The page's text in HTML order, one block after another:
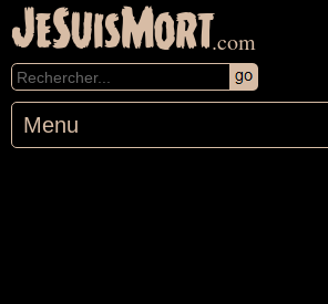
JeSuisMort.com
Menu